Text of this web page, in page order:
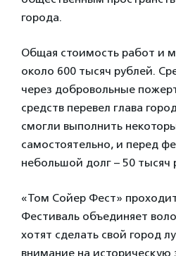
города.
Общая стоимость работ и
около 600 тысяч рублей.
через добровольные
средств перевел глава
смогли выполнить
самостоятельно, и перед
небольшой долг – 50 тысяч
«Том Сойер Фест»
Фестиваль объединяет
хотят сделать свой город
внимание на историческую